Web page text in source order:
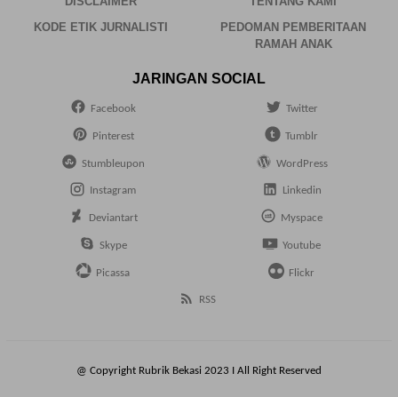
KODE ETIK JURNALISTI
PEDOMAN PEMBERITAAN
RAMAH ANAK
JARINGAN SOCIAL
Facebook Twitter
Pinterest Tumblr
Stumbleupon WordPress
Instagram Linkedin
Deviantart Myspace
Skype Youtube
Picassa Flickr
RSS
@ Copyright Rubrik Bekasi 2023 I All Right Reserved